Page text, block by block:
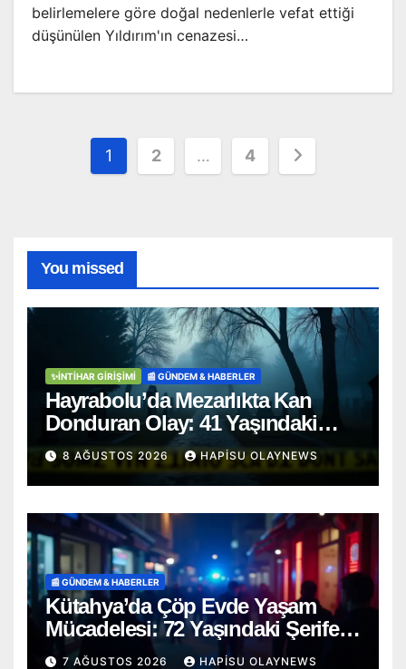
belirlemelere göre doğal nedenlerle vefat ettiği
düşünülen Yıldırım'ın cenazesi…
Yazı
1 2 … 4
You missed
✨İNTIHAR GIRIŞIMI 📰 GÜNDEM & HABERLER
Hayrabolu’da Mezarlıkta Kan
Donduran Olay: 41 Yaşındaki
Şahıs Ağaca Asılı Bulundu
8 AĞUSTOS 2026 HAPISU OLAYNEWS
📰 GÜNDEM & HABERLER
Kütahya’da Çöp Evde Yaşam
Mücadelesi: 72 Yaşındaki Şerife
D. Mucizevi Şekilde Kurtarıldı
7 AĞUSTOS 2026 HAPISU OLAYNEWS